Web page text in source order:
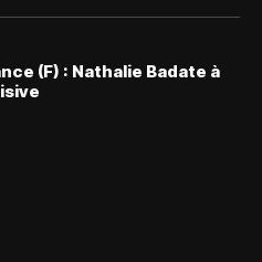
(F) : Nathalie Badate à